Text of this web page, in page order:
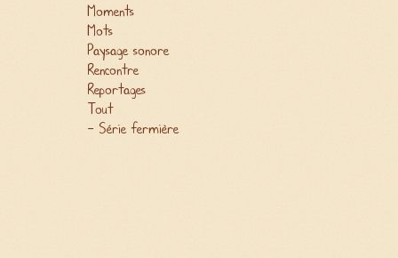
Moments
Mots
Paysage sonore
Rencontre
Reportages
Tout
Série fermière